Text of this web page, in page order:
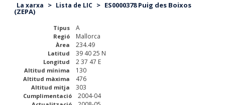
La xarxa > Lista de LIC > ES0000378 Puig des Boixos
(ZEPA)
Tipus A
Regió Mallorca
Àrea 234.49
Latitud 39 40 25 N
Longitud 2 37 47 E
Altitud mínima 130
Altitud màxima 476
Altitud mitja 303
Cumplimentació 2004-04